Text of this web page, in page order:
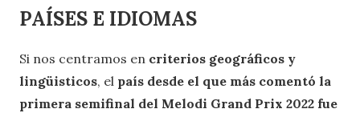
PAÍSES E IDIOMAS
Si nos centramos en criterios geográficos y
lingüisticos, el país desde el que más comentó la
primera semifinal del Melodi Grand Prix 2022 fue